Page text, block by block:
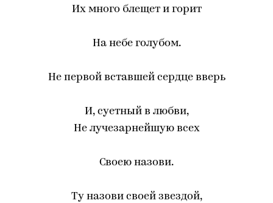
Их много блещет и горит
На небе голубом.
Не первой вставшей сердце вверь
И, суетный в любви,
Не лучезарнейшую всех
Своею назови.
Ту назови своей звездой,